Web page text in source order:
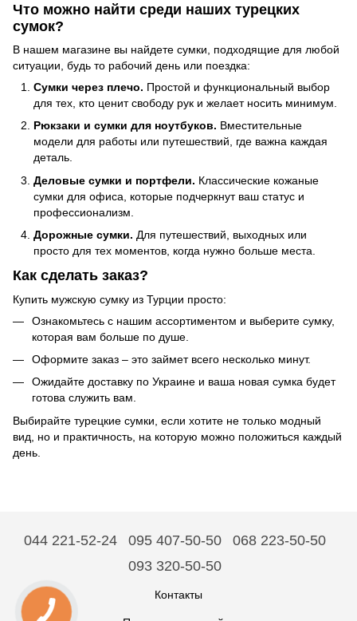
Что можно найти среди наших турецких
сумок?
В нашем магазине вы найдете сумки, подходящие для любой
ситуации, будь то рабочий день или поездка:
Сумки через плечо. Простой и функциональный выбор
для тех, кто ценит свободу рук и желает носить минимум.
Рюкзаки и сумки для ноутбуков. Вместительные
модели для работы или путешествий, где важна каждая
деталь.
Деловые сумки и портфели. Классические кожаные
сумки для офиса, которые подчеркнут ваш статус и
профессионализм.
Дорожные сумки. Для путешествий, выходных или
просто для тех моментов, когда нужно больше места.
Как сделать заказ?
Купить мужскую сумку из Турции просто:
Ознакомьтесь с нашим ассортиментом и выберите сумку,
которая вам больше по душе.
Оформите заказ – это займет всего несколько минут.
Ожидайте доставку по Украине и ваша новая сумка будет
готова служить вам.
Выбирайте турецкие сумки, если хотите не только модный
вид, но и практичность, на которую можно положиться каждый
день.
044 221-52-24 095 407-50-50
068 223-50-50
093 320-50-50
Контакты